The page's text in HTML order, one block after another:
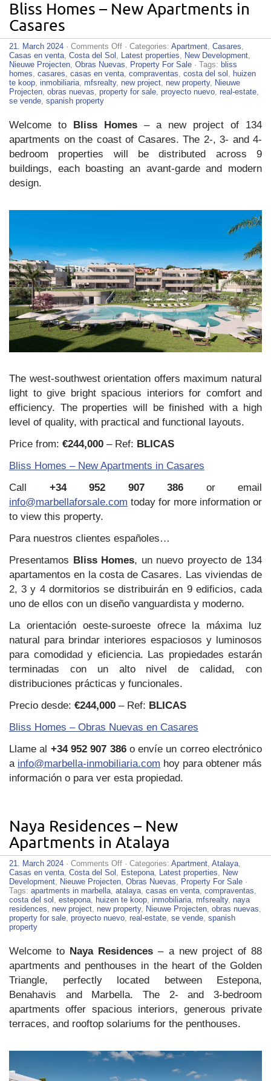
Bliss Homes – New Apartments in
Casares
21. March 2024 · Comments Offon
Bliss
Homes
–
New
Apartments
· Categories: Apartment Casares
Casas en venta Costa del Sol Latest properties New Development
Nieuwe Projecten Obras Nuevas Property For Sale · Tags: bliss
homes casares casas en venta compraventas costa del sol
huizen
te koop inmobiliaria mfsrealty, new project new property, Nieuwe
Projecten obras nuevas property for sale proyecto nuevo real-estate
se vende spanish property
Welcome to Bliss Homes – a new project of 134
apartments on the coast of Casares. The 2-, 3- and 4-
bedroom properties will be distributed across 9
buildings, each boasting an avant-garde and modern
design.
The west-southwest orientation offers maximum natural
light to give bright spacious interiors for comfort and
efficiency. The properties will be finished with a high
level of quality, with practical and functional layouts.
Price from: €244,000 – Ref: BLICAS
Bliss Homes – New Apartments in Casares
Call +34 952 907 386 or email
info@marbellaforsale.com today for more information or
to view this property.
Para nuestros clientes españoles…
Presentamos Bliss Homes, un nuevo proyecto de 134
apartamentos en la costa de Casares. Las viviendas de
2, 3 y 4 dormitorios se distribuirán en 9 edificios, cada
uno de ellos con un diseño vanguardista y moderno.
La orientación oeste-suroeste ofrece la máxima luz
natural para brindar interiores espaciosos y luminosos
para comodidad y eficiencia. Las propiedades estarán
terminadas con un alto nivel de calidad, con
distribuciones prácticas y funcionales.
Precio desde: €244,000 – Ref: BLICAS
Bliss Homes – Obras Nuevas en Casares
Llame al +34 952 907 386o envíe un correo electrónico
a info@marbella-inmobiliaria.com hoy para obtener más
información o para ver esta propiedad.
Naya Residences – New
Apartments in Atalaya
21. March 2024 · Comments Offon
Naya
Residences
–
New
Apartments
in
· Categories: Apartment Atalaya
Casas en venta Costa del Sol Estepona Latest properties
New
Development Nieuwe Projecten Obras Nuevas Property For Sale ·
Tags: apartments in marbella atalaya casas en venta compraventas
costa del sol estepona huizen te koop inmobiliaria mfsrealty, naya
residences
new project new property, Nieuwe Projecten obras nuevas
property for sale proyecto nuevo real-estate se vende spanish
property
Welcome to Naya Residences – a new project of 88
apartments and penthouses in the heart of the Golden
Triangle, perfectly located between Estepona,
Benahavis and Marbella. The 2- and 3-bedroom
apartments offer spacious interiors, generous private
terraces, and rooftop solariums for the penthouses.